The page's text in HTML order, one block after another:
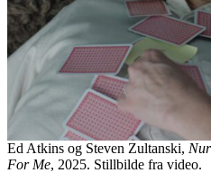
Ed Atkins og Steven Zultanski,
For Me, 2025. Stillbilde fra video.